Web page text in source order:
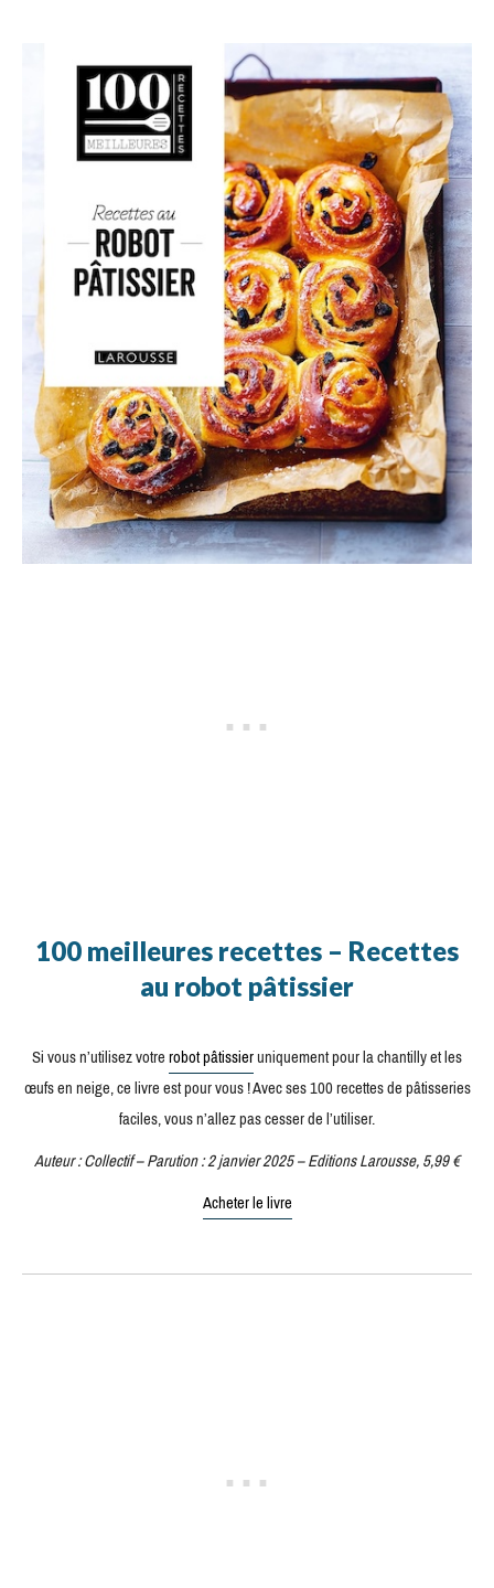
100 meilleures recettes – Recettes
au robot pâtissier
Si vous n’utilisez votrerobot pâtissieruniquement pour la chantilly et les
œufs en neige, ce livre est pour vous ! Avec ses 100 recettes de pâtisseries
faciles, vous n’allez pas cesser de l’utiliser.
Auteur : Collectif – Parution : 2 janvier 2025 – Editions Larousse, 5,99 €
Acheter le livre